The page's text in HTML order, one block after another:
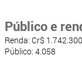
Público e
Renda: Cr$
Público: 4.058